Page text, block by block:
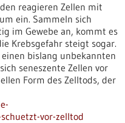
reagieren Zellen mit
ein. Sammeln sich
im Gewebe an, kommt es
Krebsgefahr steigt sogar.
einen bislang unbekannten
seneszente Zellen vor
Form des Zelltods, der
vor-zelltod